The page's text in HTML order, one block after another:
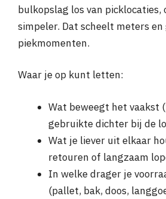
bulkopslag los van
simpeler. Dat scheelt meters en
piekmomenten.
Waar je op kunt letten:
Wat beweegt het vaakst
gebruikte dichter bij de
Wat je liever uit elkaar
retouren of langzaam
In welke drager je
(pallet, bak, doos,